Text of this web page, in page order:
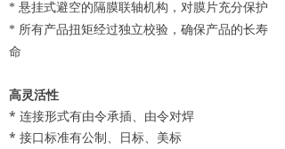
* 悬挂式避空的隔膜联轴机构，对膜片充分保护
* 所有产品扭矩经过独立校验，确保产品的长寿
命
高灵活性
* 连接形式有由令承插、由令对焊
* 接口标准有公制、日标、美标